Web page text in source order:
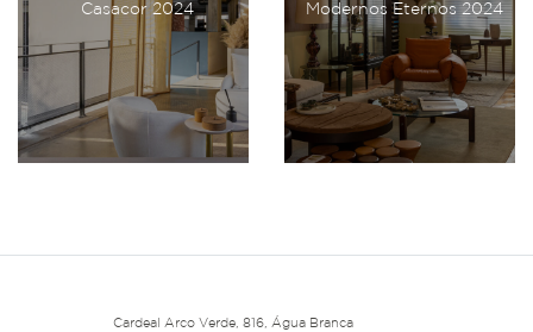
Casacor 2024 Modernos Eternos 2024
Cardeal Arco Verde, 816, Água Branca